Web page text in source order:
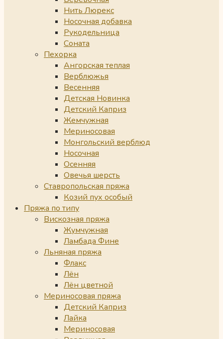
Нить Люрекс
Носочная добавка
Рукодельница
Соната
Пехорка
Ангорская теплая
Верблюжья
Весенняя
Детская Новинка
Детский Каприз
Жемчужная
Мериносовая
Монгольский верблюд
Носочная
Осенняя
Овечья шерсть
Ставропольская пряжа
Козий пух особый
Пряжа по типу
Вискозная пряжа
Жумчужная
Ламбада Фине
Льняная пряжа
Флакс
Лён
Лён цветной
Мериносовая пряжа
Детский Каприз
Лайка
Мериносовая